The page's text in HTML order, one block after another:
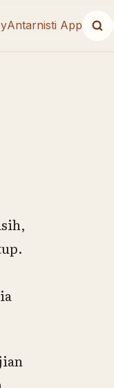
Antarnisti App